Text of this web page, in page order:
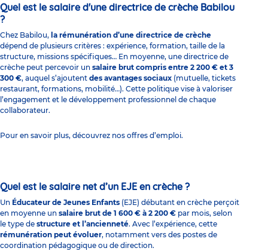
Quel est le salaire d'une directrice de crèche Babilou
?
Chez Babilou, la rémunération d’une directrice de crèche
dépend de plusieurs critères : expérience, formation, taille de la
structure, missions spécifiques… En moyenne, une directrice de
crèche peut percevoir un salaire brut compris entre 2 200 € et 3
300 €, auquel s’ajoutent des avantages sociaux (mutuelle, tickets
restaurant, formations, mobilité…). Cette politique vise à valoriser
l’engagement et le développement professionnel de chaque
collaborateur.
Pour en savoir plus, découvrez nos offres d’emploi.
Quel est le salaire net d’un EJE en crèche ?
Un Éducateur de Jeunes Enfants (EJE) débutant en crèche perçoit
en moyenne un salaire brut de 1 600 € à 2 200 € par mois, selon
le type de structure et l’ancienneté. Avec l’expérience, cette
rémunération peut évoluer, notamment vers des postes de
coordination pédagogique ou de direction.